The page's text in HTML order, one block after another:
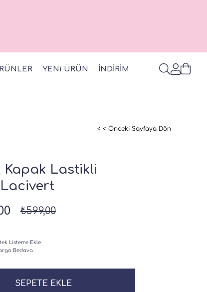
YENi ÜRÜN İNDİRİM
< < Önceki Sayfaya Dön
Kapak Lastikli
₺599,00
Listeme Ekle
Bedava